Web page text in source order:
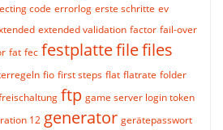
code errorlog erste schritte ev
extended validation factor fail-over
fat fec festplattefilefiles
fio first steps flat flatrate folder
ftp game server login token
12 generator gerätepasswort